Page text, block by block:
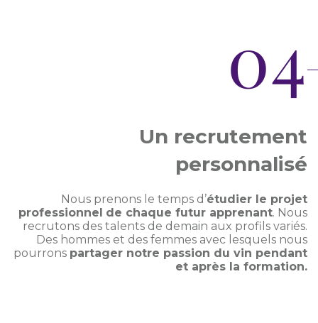
04
Un recrutement
personnalisé
Nous prenons le temps d’étudier le projet
professionnel de chaque futur apprenant. Nous
recrutons des talents de demain aux profils variés.
Des hommes et des femmes avec lesquels nous
pourrons partager notre passion du vin pendant
et après la formation.